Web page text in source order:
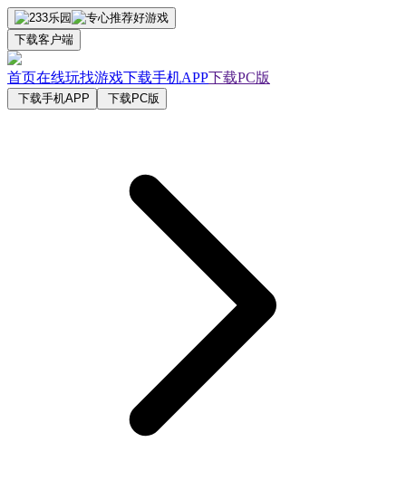
下载客户端
首页在线玩找游戏下载手机APP下载PC版
下载手机APP 下载PC版